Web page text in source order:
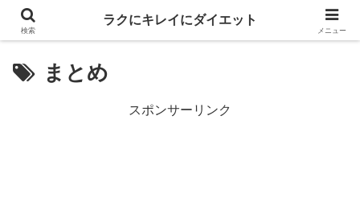
まとめ
スポンサーリンク
検索
ラクにキレイにダイエット
メニュー